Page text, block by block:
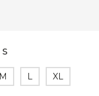
S
M L XL